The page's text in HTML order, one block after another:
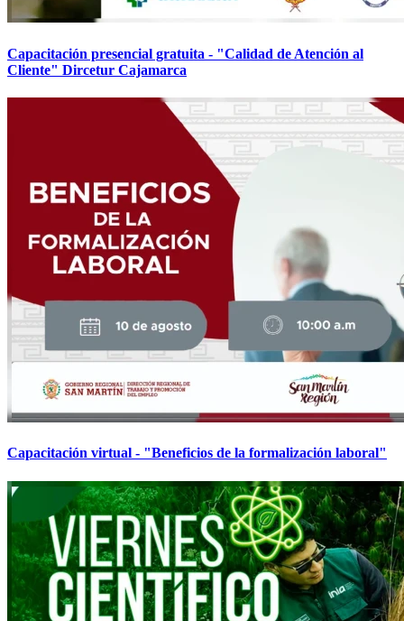
Capacitación presencial gratuita - "Calidad de Atención al
Cliente" Dircetur Cajamarca
Capacitación virtual - "Beneficios de la formalización laboral"